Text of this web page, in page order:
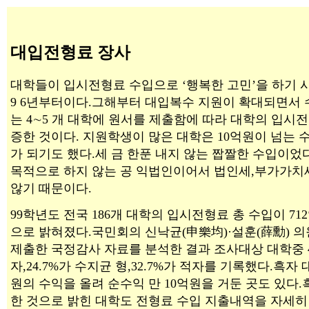
대입전형료 장사
대학들이 입시전형료 수입으로 ‘행복한 고민’을 하기
9 6년부터이다.그해부터 대입복수 지원이 확대되면서
는 4∼5 개 대학에 원서를 제출함에 따라 대학의 입시
증한 것이다. 지원학생이 많은 대학은 10억원이 넘는
가 되기도 했다.세 금 한푼 내지 않는 짭짤한 수입이었
목적으로 하지 않는 공 익법인이어서 법인세,부가가치
않기 때문이다.
99학년도 전국 186개 대학의 입시전형료 총 수입이
으로 밝혀졌다.국민회의 신낙균(申樂均)·설훈(薛勳)
제출한 국정감사 자료를 분석한 결과 조사대상 대학중
자,24.7%가 수지균 형,32.7%가 적자를 기록했다.흑자
원의 수익을 올려 순수익 만 10억원을 거둔 곳도 있다.
한 것으로 밝힌 대학도 전형료 수입 지출내역을 자세